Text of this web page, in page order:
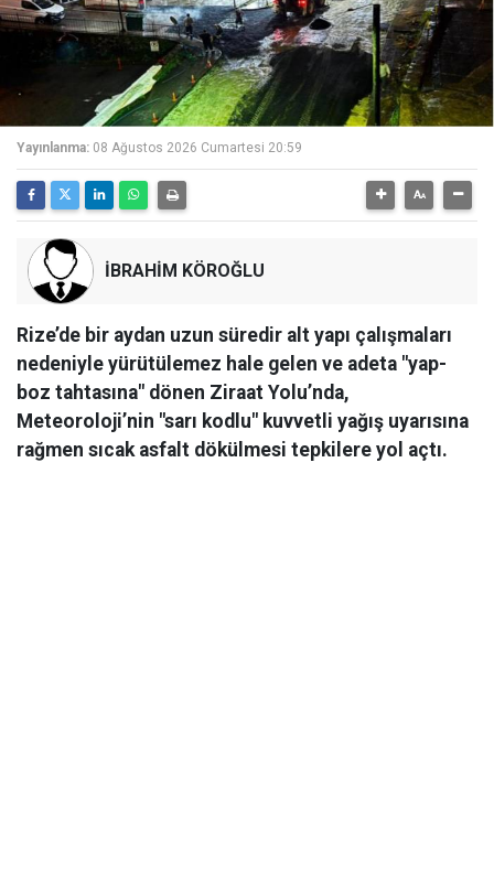
Yayınlanma: 08 Ağustos 2026 Cumartesi 20:59
İBRAHİM KÖROĞLU
Rize’de bir aydan uzun süredir alt yapı çalışmaları
nedeniyle yürütülemez hale gelen ve adeta "yap-
boz tahtasına" dönen Ziraat Yolu’nda,
Meteoroloji’nin "sarı kodlu" kuvvetli yağış uyarısına
rağmen sıcak asfalt dökülmesi tepkilere yol açtı.